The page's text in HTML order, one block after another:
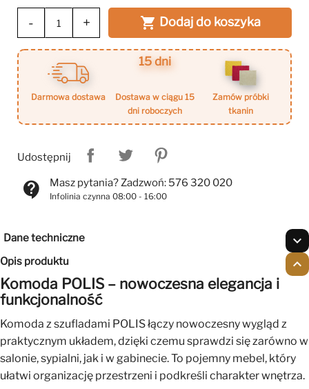
- +  Dodaj do koszyka
darmowa dostawa
15 dni
dostawa w ciągu 15
dni roboczych
zamów próbki
tkanin
Udostępnij
contact_support Masz pytania? Zadzwoń: 576 320 020
Infolinia czynna 08:00 - 16:00
Dane techniczne expand_more
Opis produktu expand_less
Komoda POLIS – nowoczesna elegancja i
funkcjonalność
Komoda z szufladami POLIS łączy nowoczesny wygląd z
praktycznym układem, dzięki czemu sprawdzi się zarówno w
salonie, sypialni, jak i w gabinecie. To pojemny mebel, który
ułatwi organizację przestrzeni i podkreśli charakter wnętrza.